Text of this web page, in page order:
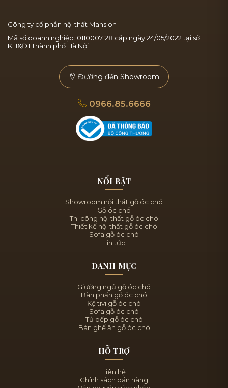
Công ty cổ phần nội thất Mansion
Mã số doanh nghiệp: 0110007128 cấp ngày 24/05/2022 tại sở
KH&ĐT thành phố Hà Nội
Đường đến Showroom
0966.85.6666
NỔI BẬT
Showroom nội thất gỗ óc chó
Gỗ óc chó
Thi công nội thất gỗ óc chó
Thiết kế nội thất gỗ óc chó
Sofa gỗ óc chó
Tin tức
DANH MỤC
Giường ngủ gỗ óc chó
Bàn phấn gỗ óc chó
Kệ tivi gỗ óc chó
Sofa gỗ óc chó
Tủ bếp gỗ óc chó
Bàn ghế ăn gỗ óc chó
HỖ TRỢ
Liên hệ
Chính sách bán hàng